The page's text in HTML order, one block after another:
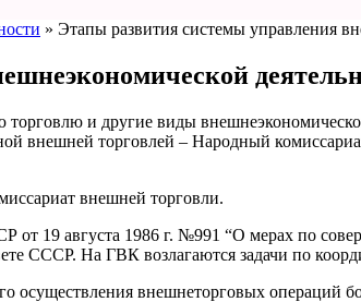
» Этапы развития системы управления
и другие виды
внешней торговлей – Народный
внешней торговли.
19 августа 1986 г. №991 “О мерах по
СССР. На ГВК возлагаются задачи по
осуществления внешнеторговых